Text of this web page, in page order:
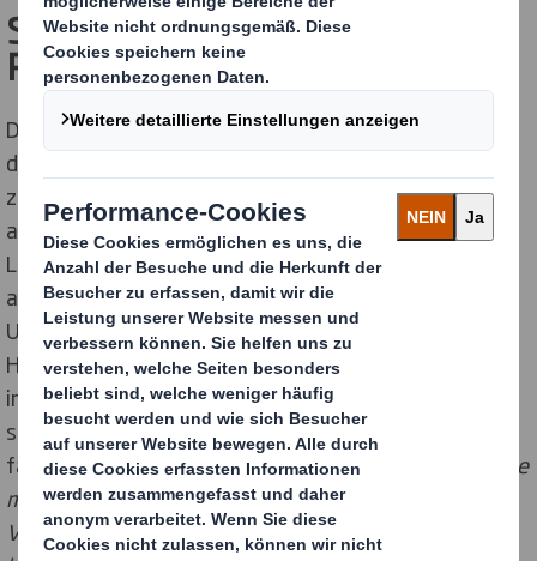
Spezifische Tests für maximale
Recyclingfähigkeit
Die Gesetzgebung entwickelt sich ständig weiter, um
die Entwicklung nachhaltigerer Verpackungslösungen
zu fördern. Angesichts der zahlreichen Anforderungen
an Verpackungen - von der Recyclingfähigkeit über die
Leistungsfähigkeit bis hin zur Ästhetik - wird es immer
anspruchsvoller, allen gerecht zu werden. Um
Unternehmen bei der Bewältigung dieser
Herausforderungen zu unterstützen, führt DS Smith
im Rahmen des Recyclability Evaluation Service (RES)
spezifische Tests durch, um die Recyclingfähigkeit von
faserbasierten Verpackungen zu bestimmen.
„Ich freue
mich, die Einführung von RES für
Verpackungshersteller aller Größen bekannt geben zu